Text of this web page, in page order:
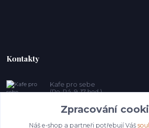
Kontakty
Kafe pro sebe
(Po-Pá, 9-17 hod.)
prosebeunicov@seznam.cz
Zpracování
Náš e-shop a partneři potřebují Váš